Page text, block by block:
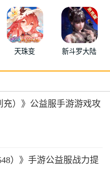
天珠变 新斗罗大陆
充）》公益服手游游戏攻
）》手游公益服战力提